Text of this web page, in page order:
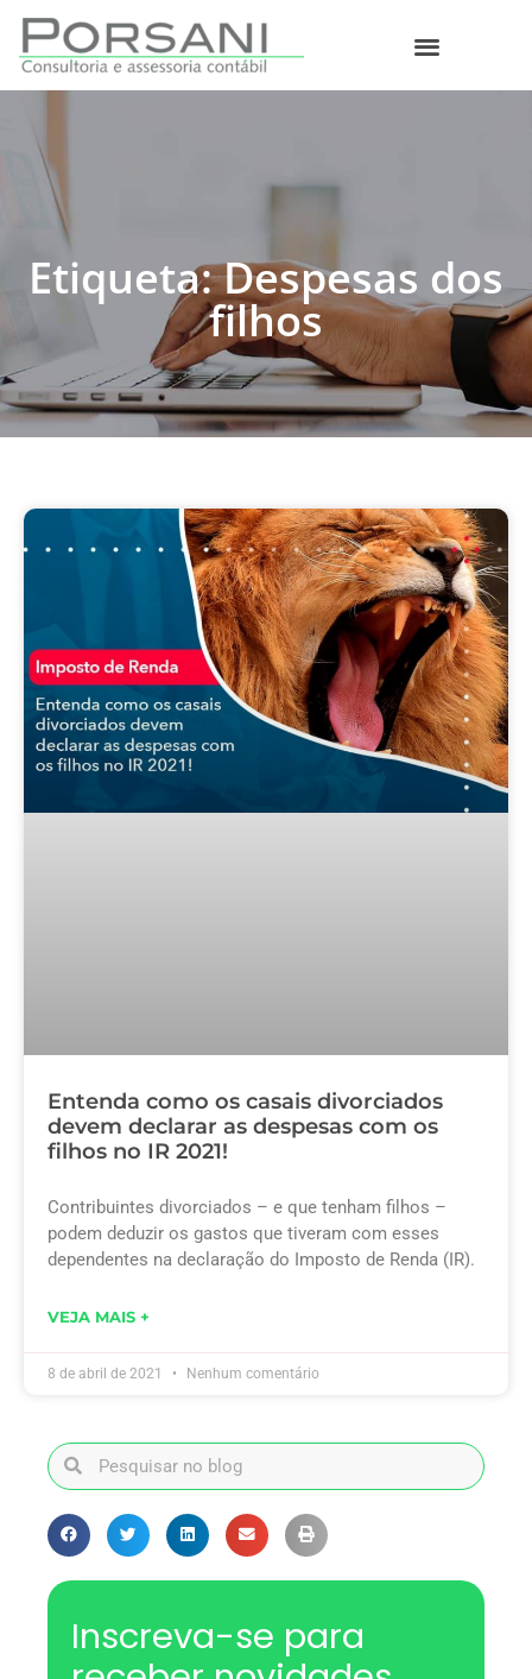
Etiqueta: Despesas dos
filhos
Entenda como os casais divorciados
devem declarar as despesas com os
filhos no IR 2021!
Contribuintes divorciados – e que tenham filhos –
podem deduzir os gastos que tiveram com esses
dependentes na declaração do Imposto de Renda (IR).
VEJA MAIS +
8 de abril de 2021 Nenhum comentário
Inscreva-se para